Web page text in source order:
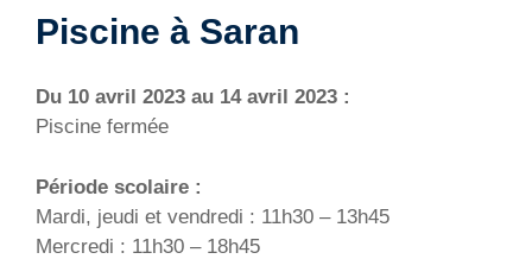
Piscine à Saran
Du 10 avril 2023 au 14 avril 2023 :
Piscine fermée
Période scolaire :
Mardi, jeudi et vendredi : 11h30 – 13h45
Mercredi : 11h30 – 18h45